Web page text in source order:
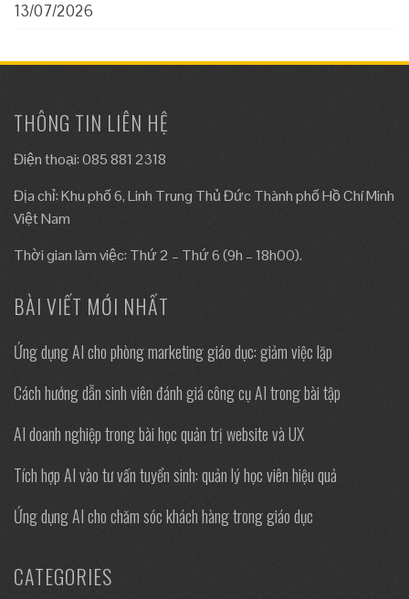
13/07/2026
THÔNG TIN LIÊN HỆ
Điện thoại: 085 881 2318
Địa chỉ: Khu phố 6, Linh Trung Thủ Đức Thành phố Hồ Chí Minh
Việt Nam
Thời gian làm việc: Thứ 2 – Thứ 6 (9h – 18h00).
BÀI VIẾT MỚI NHẤT
Ứng dụng AI cho phòng marketing giáo dục: giảm việc lặp
Cách hướng dẫn sinh viên đánh giá công cụ AI trong bài tập
AI doanh nghiệp trong bài học quản trị website và UX
Tích hợp AI vào tư vấn tuyển sinh: quản lý học viên hiệu quả
Ứng dụng AI cho chăm sóc khách hàng trong giáo dục
CATEGORIES